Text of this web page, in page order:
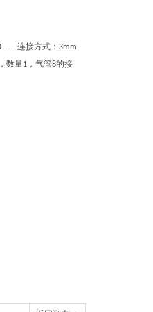
连接方式： 3mm
，数量1 ，气管8的接